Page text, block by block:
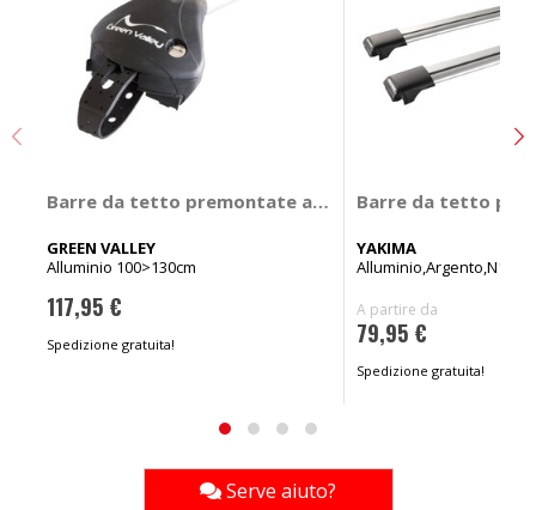
Barre da tetto premontate auto Freeline - GREEN
GREEN VALLEY
Alluminio 100>130cm
117,95 €
Spedizione gratuita!
Barre da tetto
YAKIMA
A partire da
79,95 €
Spedizione gratuita!
Serve aiuto?